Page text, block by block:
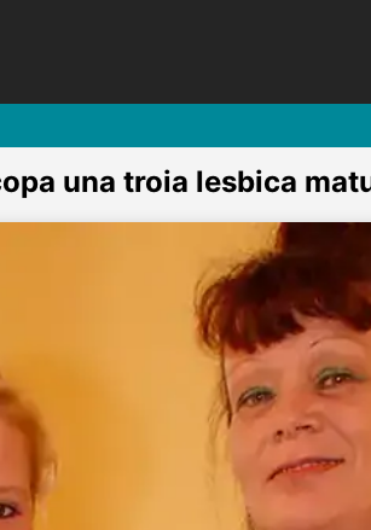
una troia lesbica